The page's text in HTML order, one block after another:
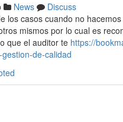
News
Discuss
los casos cuando no
mismos por lo cual es
que el auditor te https://
de-calidad